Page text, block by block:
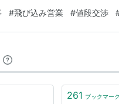
ださったりして。実際やり始
に終わるかなぁ、…
#飛び込み営業 #値段交渉
261 ブックマーク